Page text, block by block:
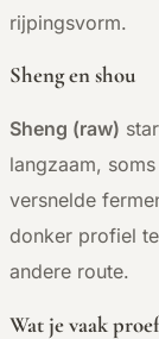
rijpingsvorm.
Sheng en shou
Sheng (raw)
langzaam,
versnelde
donker profiel
andere route.
Wat je vaak